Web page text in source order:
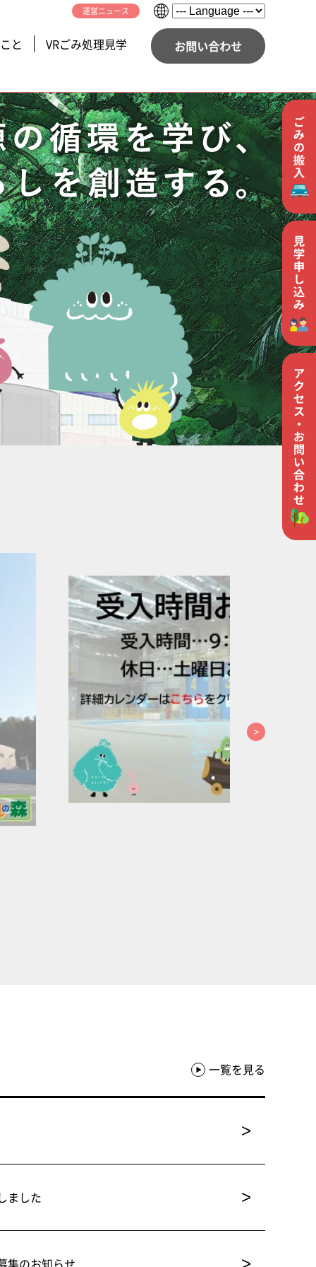
運営ニュース
と VRごみ処理見学 お問い合わせ
一覧を見る
>
ました >
集のお知らせ >